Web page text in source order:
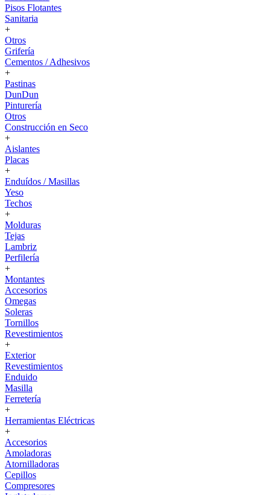
Pisos Flotantes
Sanitaria
+
Otros
Grifería
Cementos / Adhesivos
+
Pastinas
DunDun
Pinturería
Otros
Construcción en Seco
+
Aislantes
Placas
+
Enduídos / Masillas
Yeso
Techos
+
Molduras
Tejas
Lambriz
Perfilería
+
Montantes
Accesorios
Omegas
Soleras
Tornillos
Revestimientos
+
Exterior
Revestimientos
Enduido
Masilla
Ferretería
+
Herramientas Eléctricas
+
Accesorios
Amoladoras
Atornilladoras
Cepillos
Compresores